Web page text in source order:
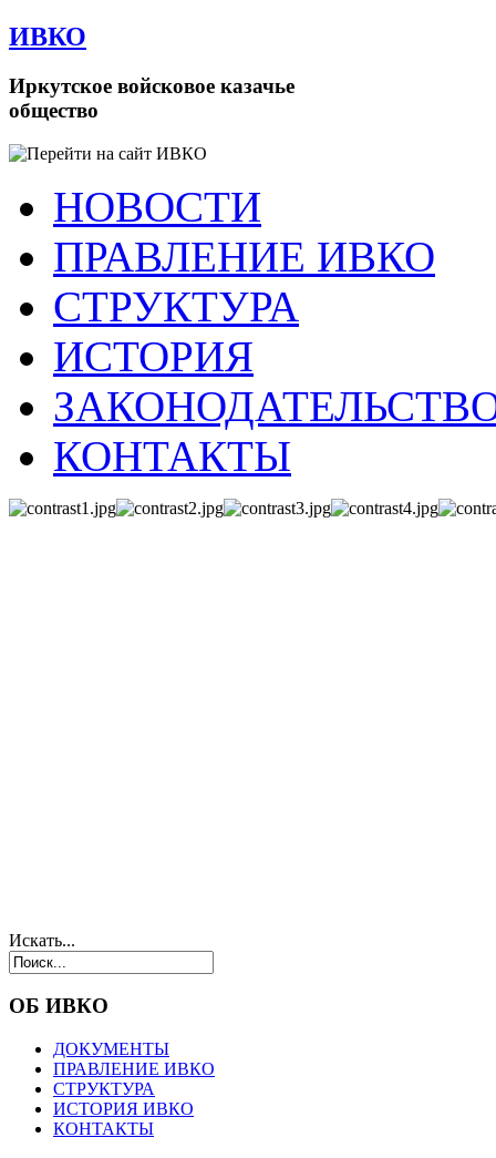
ИВКО
Иркутское войсковое казачье
общество
НОВОСТИ
ПРАВЛЕНИЕ ИВКО
СТРУКТУРА
ИСТОРИЯ
КОНТАКТЫ
Искать...
ОБ ИВКО
ДОКУМЕНТЫ
ПРАВЛЕНИЕ ИВКО
СТРУКТУРА
ИСТОРИЯ ИВКО
КОНТАКТЫ